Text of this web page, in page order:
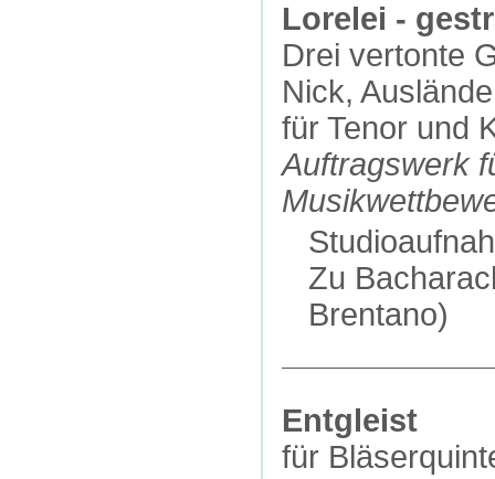
Lorelei -
Drei vertonte
Nick,
für Tenor und
Auftragswerk
Zu
Brentano)
Entgleist
für